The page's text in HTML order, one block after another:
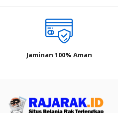
Jaminan 100% Aman